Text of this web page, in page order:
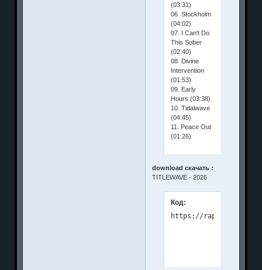
(03:31)
06. Stockholm
(04:02)
07. I Can't Do
This Sober
(02:40)
08. Divine
Intervention
(01:53)
09. Early
Hours (03:38)
10. Tidalwave
(04:45)
11. Peace Out
(01:26)
download скачать :
TITLEWAVE - 2026
Код: